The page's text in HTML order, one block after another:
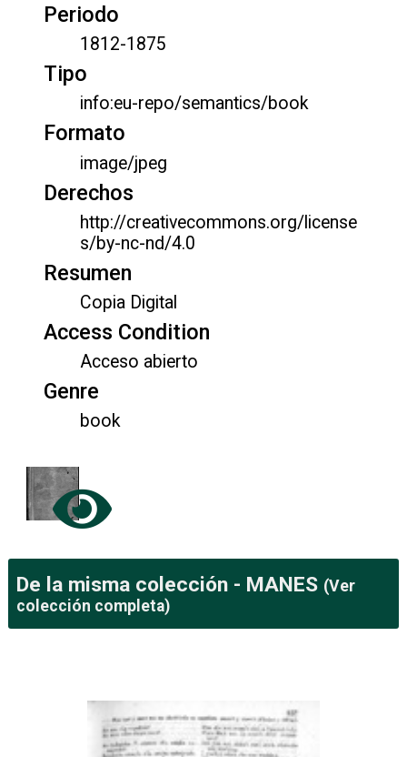
Periodo
1812-1875
Tipo
info:eu-repo/semantics/book
Formato
image/jpeg
Derechos
http://creativecommons.org/license
s/by-nc-nd/4.0
Resumen
Copia Digital
Access Condition
Acceso abierto
Genre
book
De la misma colección - MANES (Ver
colección completa)